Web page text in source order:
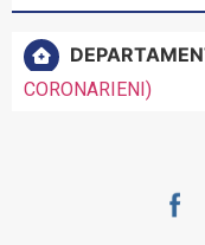
CORONARIENI)